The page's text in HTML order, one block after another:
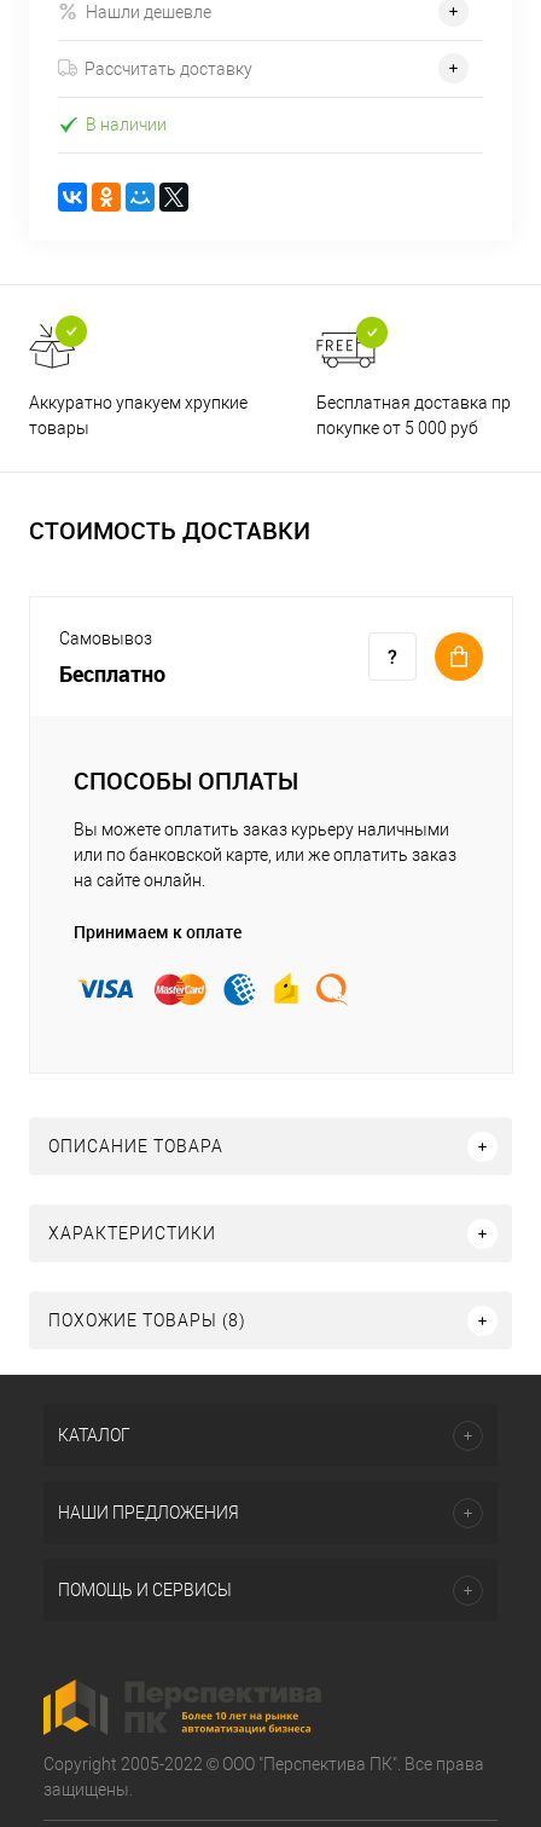
Нашли дешевле
Рассчитать доставку
В наличии
Аккуратно упакуем хрупкие
товары
Бесплатная доставка при
покупке от 5 000 руб
СТОИМОСТЬ ДОСТАВКИ
Самовывоз
Бесплатно
СПОСОБЫ ОПЛАТЫ
Вы можете оплатить заказ курьеру наличными
или по банковской карте, или же оплатить заказ
на сайте онлайн.
Принимаем к оплате
ОПИСАНИЕ ТОВАРА
ХАРАКТЕРИСТИКИ
ПОХОЖИЕ ТОВАРЫ (8)
КАТАЛОГ
НАШИ ПРЕДЛОЖЕНИЯ
ПОМОЩЬ И СЕРВИСЫ
Copyright 2005-2022 © ООО "Перспектива ПК". Все права
защищены.